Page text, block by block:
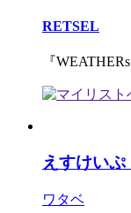
RETSEL
『
えすけいぷ
ワタベ